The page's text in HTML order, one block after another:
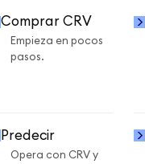
Comprar CRV
Empieza en pocos
pasos.
Predecir
Opera con CRV y